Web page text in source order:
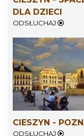
Cieszyn
0.43 km
Cieszyn
0.43 km
DLA DZIECI
ODSŁUCHAJ
CIESZYN -
ODSŁUCHAJ